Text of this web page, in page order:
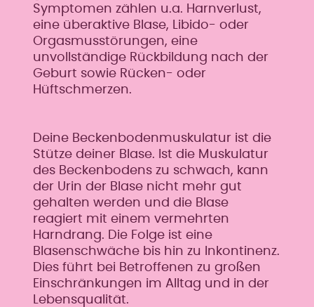
Symptomen zählen u.a. Harnverlust,
eine überaktive Blase, Libido- oder
Orgasmusstörungen, eine
unvollständige Rückbildung nach der
Geburt sowie Rücken- oder
Hüftschmerzen.
Deine Beckenbodenmuskulatur ist die
Stütze deiner Blase. Ist die Muskulatur
des Beckenbodens zu schwach, kann
der Urin der Blase nicht mehr gut
gehalten werden und die Blase
reagiert mit einem vermehrten
Harndrang. Die Folge ist eine
Blasenschwäche bis hin zu Inkontinenz.
Dies führt bei Betroffenen zu großen
Einschränkungen im Alltag und in der
Lebensqualität.